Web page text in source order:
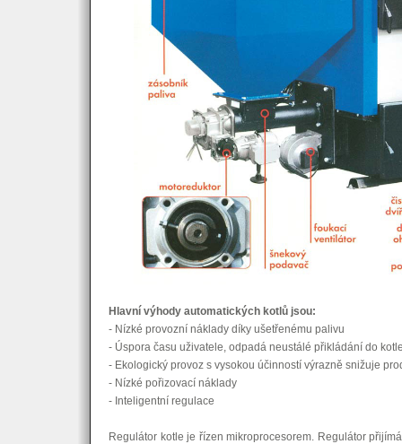
Hlavní výhody automatických kotlů jsou:
- Nízké provozní náklady díky ušetřenému palivu
- Úspora času uživatele, odpadá neustálé přikládání do
- Ekologický provoz s vysokou účinností výrazně snižuje
- Nízké pořizovací náklady
- Inteligentní regulace
Regulátor kotle je řízen mikroprocesorem. Regulátor